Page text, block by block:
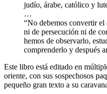
judío, árabe, católico y
…
“No debemos convertir el
ni de persecución ni de
hemos de observarlo,
comprenderlo y después
Este libro está editado en
oriente, con sus sospechosos
pequeño gran texto a su